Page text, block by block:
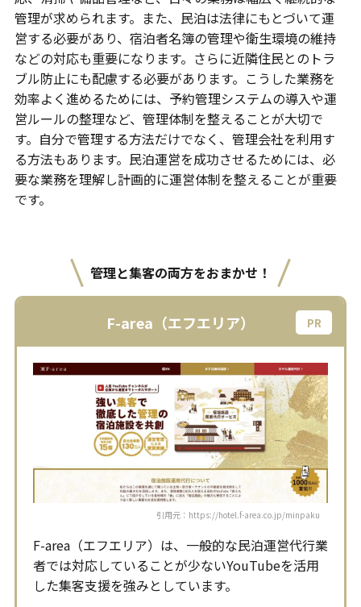
管理が求められます。また、民泊は法律にもとづいて運
営する必要があり、宿泊者名簿の管理や衛生環境の維持
などの対応も重要になります。さらに近隣住民とのトラ
ブル防止にも配慮する必要があります。こうした業務を
効率よく進めるためには、予約管理システムの導入や運
営ルールの整理など、管理体制を整えることが大切で
す。自分で管理する方法だけでなく、管理会社を利用す
る方法もあります。民泊運営を成功させるためには、必
要な業務を理解し計画的に運営体制を整えることが重要
です。
管理と集客の両方をおまかせ！
F-area（エフエリア）
引用元：https://hotel.f-area.co.jp/minpaku
F-area（エフエリア）は、一般的な民泊運営代行業
者では対応していることが少ないYouTubeを活用
した集客支援を強みとしています。